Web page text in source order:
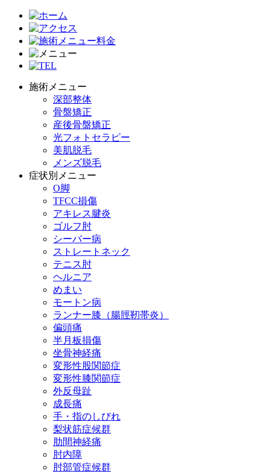
施術メニュー
深部整体
骨盤矯正
産後骨盤矯正
光フォトセラピー
美肌脱毛
メンズ脱毛
症状別メニュー
O脚
TFCC損傷
アキレス腱炎
ゴルフ肘
シーバー病
ストレートネック
テニス肘
ヘルニア
めまい
モートン病
ランナー膝（腸脛靭帯炎）
偏頭痛
半月板損傷
坐骨神経痛
変形性股関節症
変形性膝関節症
外反母趾
成長痛
手・指のしびれ
梨状筋症候群
肋間神経痛
肘内障
肘部管症候群